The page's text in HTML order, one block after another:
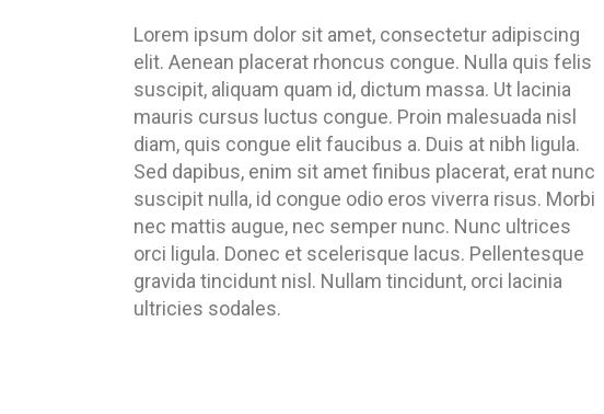
Lorem ipsum dolor sit amet, consectetur adipiscing
elit. Aenean placerat rhoncus congue. Nulla quis felis
suscipit, aliquam quam id, dictum massa. Ut lacinia
mauris cursus luctus congue. Proin malesuada nisl
diam, quis congue elit faucibus a. Duis at nibh ligula.
Sed dapibus, enim sit amet finibus placerat, erat nunc
suscipit nulla, id congue odio eros viverra risus. Morbi
nec mattis augue, nec semper nunc. Nunc ultrices
orci ligula. Donec et scelerisque lacus. Pellentesque
gravida tincidunt nisl. Nullam tincidunt, orci lacinia
ultricies sodales.